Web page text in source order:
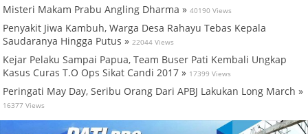
Misteri Makam Prabu Angling Dharma » 40190 Views
Penyakit Jiwa Kambuh, Warga Desa Rahayu Tebas Kepala
Saudaranya Hingga Putus » 22044 Views
Kejar Pelaku Sampai Papua, Team Buser Pati Kembali Ungkap
Kasus Curas T.O Ops Sikat Candi 2017 » 17399 Views
Peringati May Day, Seribu Orang Dari APBJ Lakukan Long March »
16377 Views